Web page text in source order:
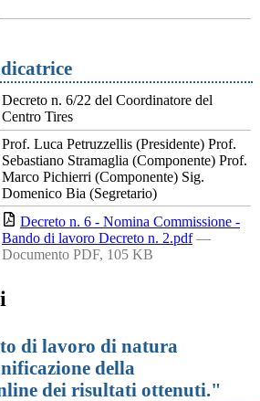
Decreto n. 6/22 del Coordinatore del
Centro Tires
Prof. Luca Petruzzellis (Presidente) Prof.
Sebastiano Stramaglia (Componente) Prof.
Marco Pichierri (Componente) Sig.
Domenico Bia (Segretario)
Decreto n. 6 - Nomina Commissione -
Bando di lavoro Decreto n. 2.pdf —
Documento PDF, 105 KB
di lavoro di natura
della
dei risultati ottenuti."